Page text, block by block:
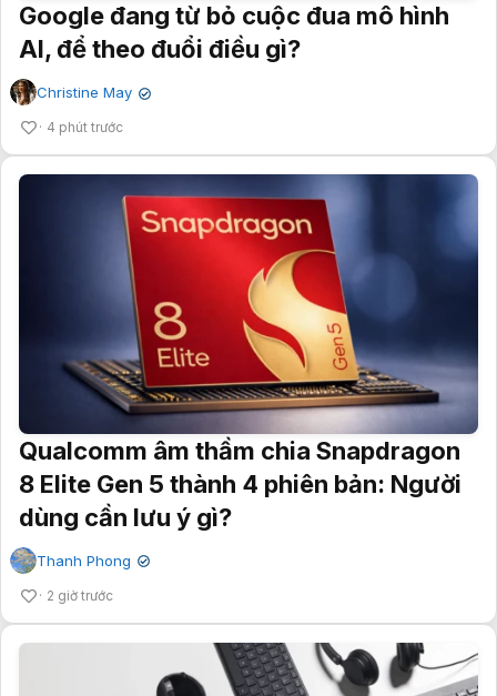
Google đang từ bỏ cuộc đua mô hình
AI, để theo đuổi điều gì?
Christine May ✔
4 phút trước
Qualcomm âm thầm chia Snapdragon
8 Elite Gen 5 thành 4 phiên bản: Người
dùng cần lưu ý gì?
Thanh Phong ✔
2 giờ trước